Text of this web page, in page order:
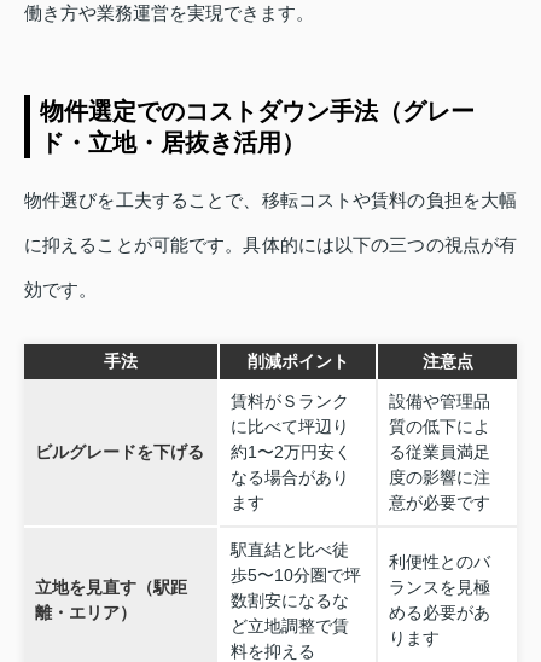
働き方や業務運営を実現できます。
物件選定でのコストダウン手法（グレー
ド・立地・居抜き活用）
物件選びを工夫することで、移転コストや賃料の負担を大幅
に抑えることが可能です。具体的には以下の三つの視点が有
効です。
手法 削減ポイント 注意点
ビルグレードを下げる
賃料がＳランク
に比べて坪辺り
約1〜2万円安く
なる場合があり
ます
設備や管理品
質の低下によ
る従業員満足
度の影響に注
意が必要です
立地を見直す（駅距
離・エリア）
駅直結と比べ徒
歩5〜10分圏で坪
数割安になるな
ど立地調整で賃
料を抑える
利便性とのバ
ランスを見極
める必要があ
ります